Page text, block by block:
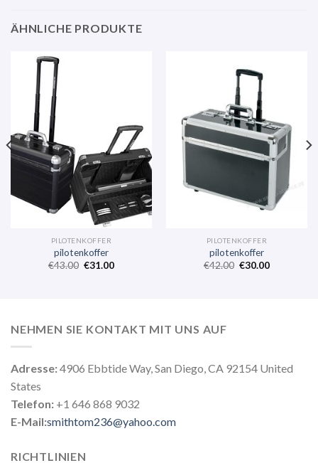
ÄHNLICHE PRODUKTE
PILOTENKOFFER
pilotenkoffer
€43.00 €31.00
PILOTENKOFFER
pilotenkoffer
€42.00 €30.00
NEHMEN SIE KONTAKT MIT UNS AUF
Adresse:4906 Ebbtide Way, San Diego, CA 92154 United
States
Telefon: +1 646 868 9032
E-Mail:smithtom236@yahoo.com
RICHTLINIEN